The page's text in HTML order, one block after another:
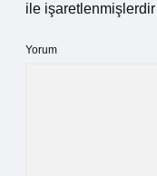
ile işaretlenmişlerdir
Yorum